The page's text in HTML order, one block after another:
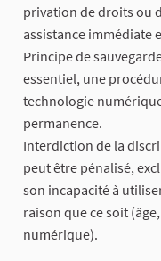
privation de droits ou
assistance immédiate
Principe de
essentiel, une
technologie
permanence.
Interdiction de la
peut être pénalisé,
son incapacité à
raison que ce soit
numérique).